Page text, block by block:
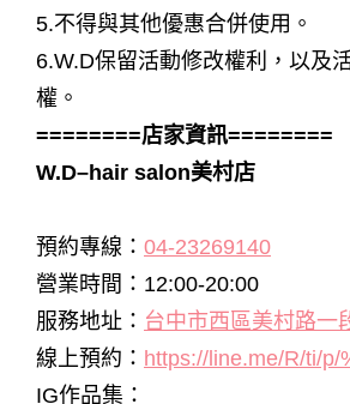
5.不得與其他優惠合併使用。
6.W.D保留活動修改權利，以及
權。
========店家資訊========
W.D–hair salon美村店
預約專線： 04-23269140
營業時間：12:00-20:00
服務地址： 台中市西區美村路一
線上預約： https://line.me/R/ti/p/
IG作品集：